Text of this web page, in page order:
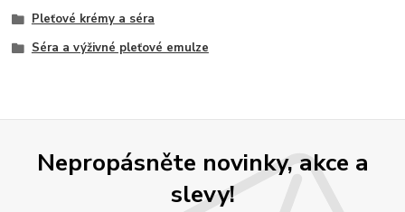
Pleťové krémy a séra
Séra a výživné pleťové emulze
Nepropásněte novinky, akce a
slevy!